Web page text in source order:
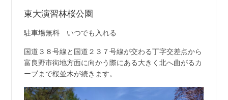
東大演習林桜公園
駐車場無料 いつでも入れる
国道３８号線と国道２３７号線が交わる丁字交差点から
富良野市街地方面に向かう際にある大きく北へ曲がるカ
ーブまで桜並木が続きます。